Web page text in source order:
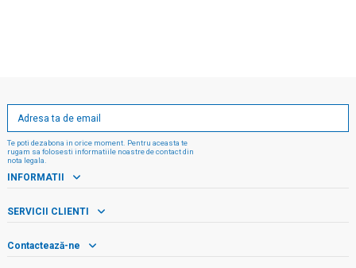
Te poti dezabona in orice moment. Pentru aceasta te
rugam sa folosesti informatiile noastre de contact din
nota legala.
INFORMATII
SERVICII CLIENTI
Contactează-ne